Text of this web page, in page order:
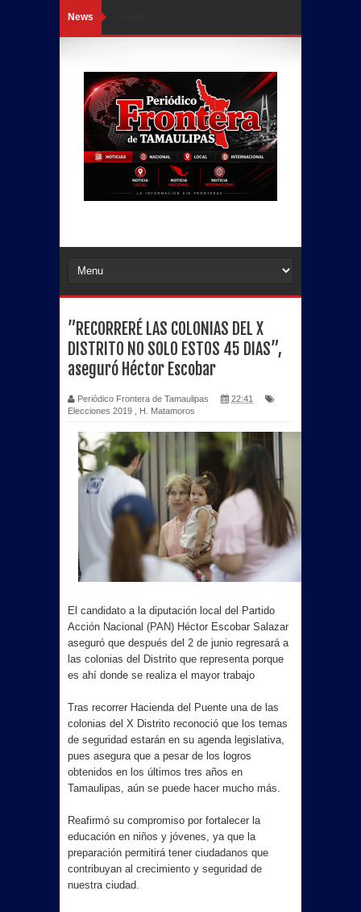
News
”RECORRERÉ LAS COLONIAS DEL X
DISTRITO NO SOLO ESTOS 45 DIAS”,
aseguró Héctor Escobar
Periódico Frontera de Tamaulipas
22:41
Elecciones 2019
H. Matamoros
El candidato a la diputación local del Partido
Acción Nacional (PAN) Héctor Escobar Salazar
aseguró que después del 2 de junio regresará a
las colonias del Distrito que representa porque
es ahí donde se realiza el mayor trabajo
Tras recorrer Hacienda del Puente una de las
colonias del X Distrito reconoció que los temas
de seguridad estarán en su agenda legislativa,
pues asegura que a pesar de los logros
obtenidos en los últimos tres años en
Tamaulipas, aún se puede hacer mucho más.
Reafirmó su compromiso por fortalecer la
educación en niños y jóvenes, ya que la
preparación permitirá tener ciudadanos que
contribuyan al crecimiento y seguridad de
nuestra ciudad.